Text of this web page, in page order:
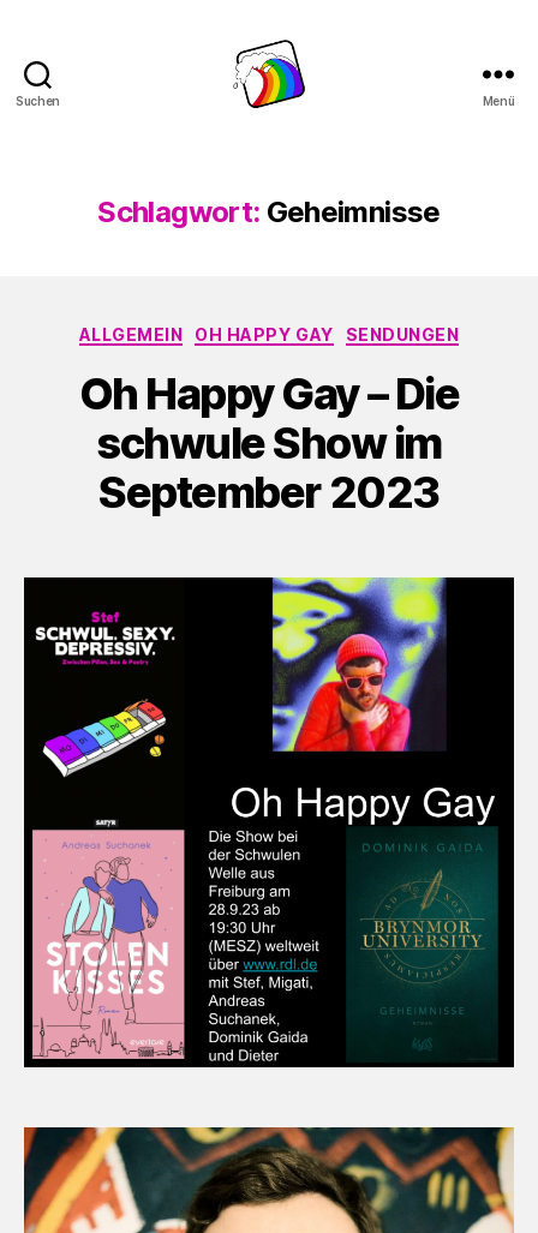
Suchen Menü
Schlagwort: Geheimnisse
Kategorien
ALLGEMEIN OH HAPPY GAY SENDUNGEN
Oh Happy Gay – Die
schwule Show im
September 2023